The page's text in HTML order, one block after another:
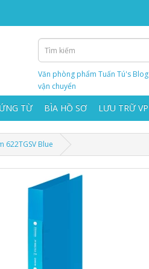
Văn phòng phẩm Tuấn Tú's Blog
vận chuyển
TỪ BÌA HỒ SƠ LƯU TRỮ VP
622TGSV Blue